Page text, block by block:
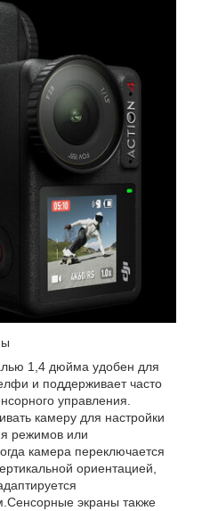
1,4 дюйма удобен для
и поддерживает часто
управления.
камеру для настройки
режимов или
камера переключается
ориентацией,
экраны также